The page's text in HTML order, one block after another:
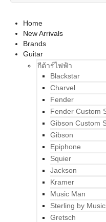
Home
New Arrivals
Brands
Guitar
กีต้าร์ไฟฟ้า
Blackstar
Charvel
Fender
Fender Custom
Gibson Custom
Gibson
Epiphone
Squier
Jackson
Kramer
Music Man
Sterling by
Gretsch